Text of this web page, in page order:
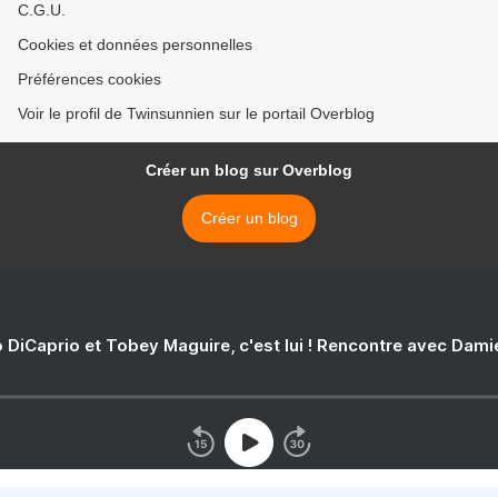
C.G.U.
Cookies et données personnelles
Préférences cookies
Voir le profil de Twinsunnien sur le portail Overblog
Créer un blog sur Overblog
Créer un blog
DiCaprio et Tobey Maguire, c'est lui ! Rencontre avec